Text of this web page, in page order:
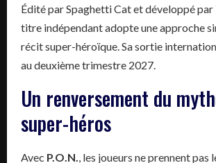
Édité par Spaghetti Cat et développé par
titre indépendant adopte une approche
récit super-héroïque. Sa sortie
au deuxième trimestre 2027.
Un renversement du
super-héros
Avec P.O.N.
, les joueurs ne prennent pas